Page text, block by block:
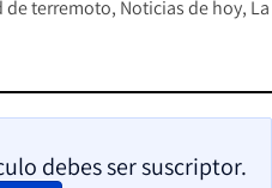
terremoto Noticias de hoy La
debes ser suscriptor.